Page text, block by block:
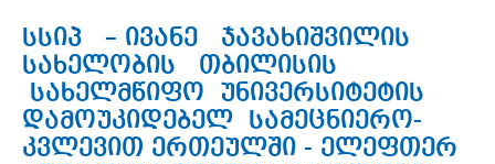
სსიპ – ივანე ჯავახიშვილის
სახელობის თბილისის
სახელმწიფო უნივერსიტეტის
დამოუკიდებელ სამეცნიერო-
კვლევით ერთეულში - ელეფთერ